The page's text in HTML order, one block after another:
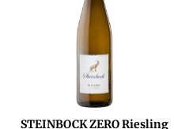
STEINBOCK ZERO Riesling